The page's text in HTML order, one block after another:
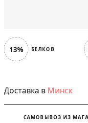
13% БЕЛКОВ
Доставка в Минск
САМОВЫВОЗ ИЗ